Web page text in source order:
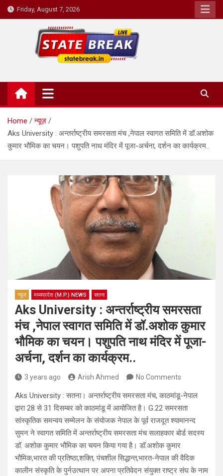
Skip
to
Friday, August 7, 2026
State Break
Home
न्यूज़
Aks University : अन्तर्राष्ट्रीय समरसता मंच ,नेपाल स्वागत समिति में डॉ.अशोक
कुमार भौमिक का चयन। पशुपति नाथ मंदिर में पूजा-अर्चना, दर्शन का कार्यक्रम..
न्यूज़ मध्यप्रदेश (M.P.) NEWS सतना
Aks University : अन्तर्राष्ट्रीय समरसता
मंच ,नेपाल स्वागत समिति में डॉ.अशोक कुमार
भौमिक का चयन। पशुपति नाथ मंदिर में पूजा-
अर्चना, दर्शन का कार्यक्रम..
3 years ago Arish Ahmed No Comments
Aks University : सतना। अन्तर्राष्ट्रीय समरसता मंच, काठमांडू-नेपाल
द्वारा 28 से 31 दिसम्बर को काठमांडू में आयोजित है। G.22 समरसता
सांस्कृतिक समन्वय सम्मेलन के संयोजक नेपाल के पूर्व राजदूत श्यामानन्द
सुमन ने स्वागत समिति में अन्तर्राष्ट्रीय समरसता मंच सलाहकार बोर्ड सदस्य
डॉ. अशोक कुमार भौमिक का चयन किया गया है। डॉ.अशोक कुमार
भौमिक,भारत की प्रतिष्ठा,शक्ति, पंचशील सिद्धान्त,भारत-नेपाल की वैदिक
कालीन संस्कृति के पुर्नउत्थान पर अपना प्रतिवेदन संयुक्त राष्ट्र संघ के नाम